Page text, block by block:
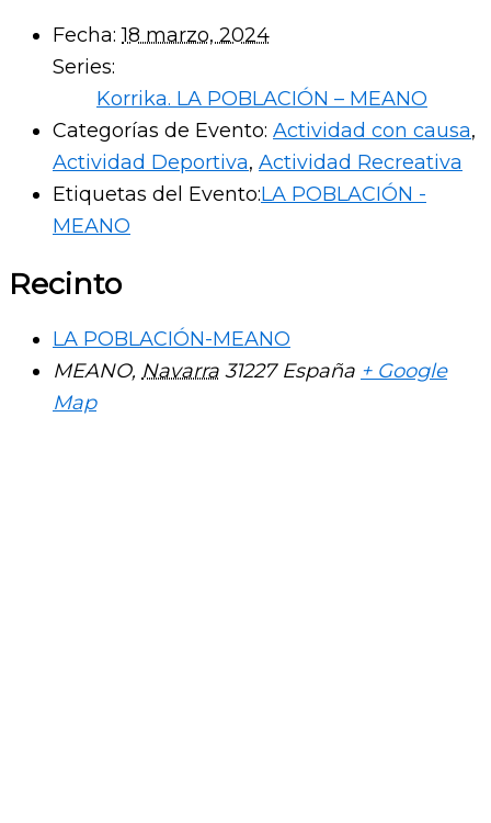
Fecha: 18 marzo, 2024
Series:
Korrika. LA POBLACIÓN – MEANO
Categorías de Evento: Actividad con causa,
Actividad Deportiva, Actividad Recreativa
Etiquetas del Evento:LA POBLACIÓN -
MEANO
Recinto
LA POBLACIÓN-MEANO
MEANO, Navarra 31227 España + Google
Map